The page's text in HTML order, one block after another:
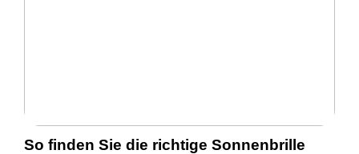
So finden Sie die richtige Sonnenbrille